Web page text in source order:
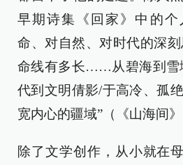
早期诗集《回家》中的个
命、对自然、对时代的深
命线有多长……从碧海到雪
代到文明倩影/于高冷、孤
宽内心的疆域”（《山海间》
除了文学创作，从小就在